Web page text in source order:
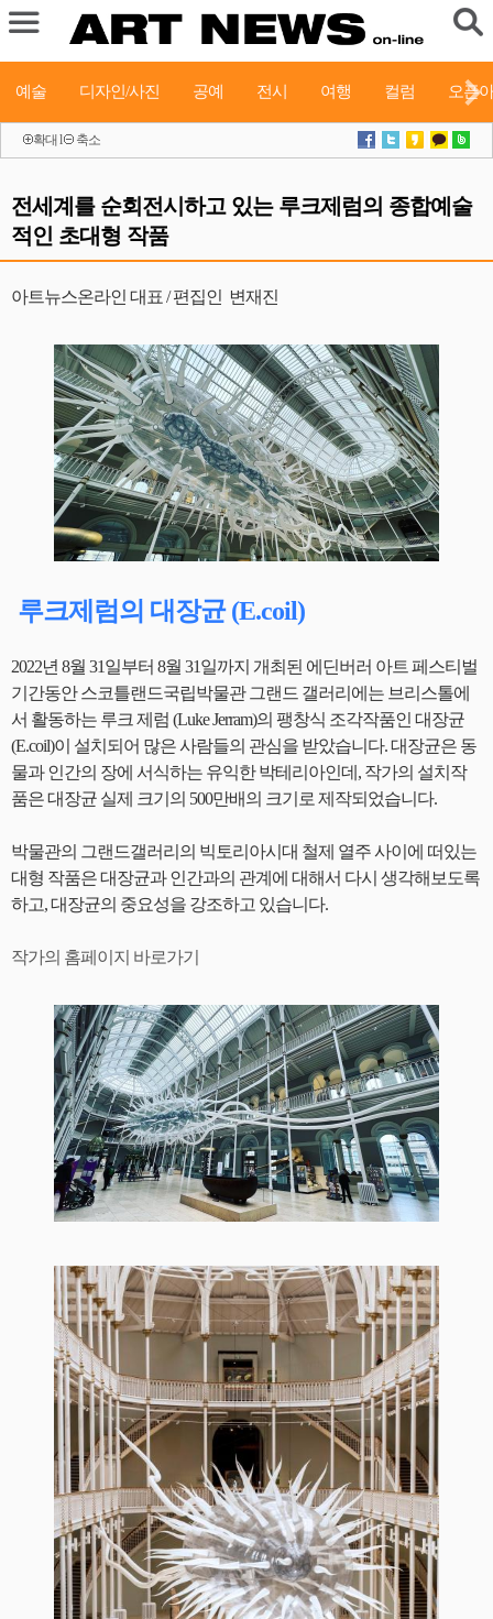
예술 디자인/사진 공예 전시 여행 컬럼 오픈
확대 l 축소
전세계를 순회전시하고 있는 루크제럼의 종합예술
적인 초대형 작품
아트뉴스온라인 대표 / 편집인 변재진
루크제럼의 대장균 (E.coil)
2022년 8월 31일부터 8월 31일까지 개최된 에딘버러 아트 페스티벌
기간동안 스코틀랜드국립박물관 그랜드 갤러리에는 브리스톨에
서 활동하는 루크 제럼 (Luke Jerram)의 팽창식 조각작품인 대장균
(E.coil)이 설치되어 많은 사람들의 관심을 받았습니다. 대장균은 동
물과 인간의 장에 서식하는 유익한 박테리아인데, 작가의 설치작
품은 대장균 실제 크기의 500만배의 크기로 제작되었습니다.
박물관의 그랜드갤러리의 빅토리아시대 철제 열주 사이에 떠있는
대형 작품은 대장균과 인간과의 관계에 대해서 다시 생각해보도록
하고, 대장균의 중요성을 강조하고 있습니다.
작가의 홈페이지 바로가기